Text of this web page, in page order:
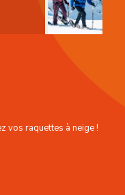
vos raquettes à neige !